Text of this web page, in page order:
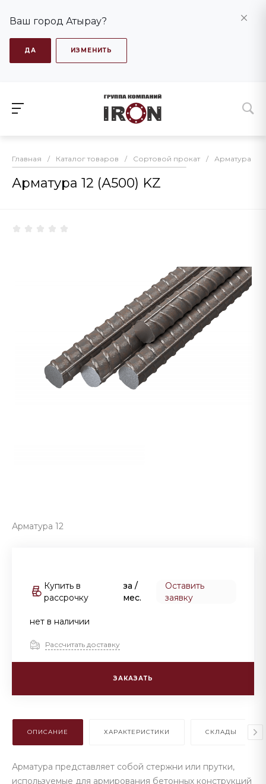
Ваш город Атырау?
ДА ИЗМЕНИТЬ
Главная / Каталог товаров / Сортовой прокат / Арматура
Арматура 12 (А500) KZ
Арматура 12
Купить в
рассрочку
за/
мес.
Оставить
заявку
нет в наличии
Рассчитать доставку
ЗАКАЗАТЬ
ОПИСАНИЕ ХАРАКТЕРИСТИКИ СКЛАДЫ
Арматура представляет собой стержни или прутки,
используемые для армирования бетонных конструкций